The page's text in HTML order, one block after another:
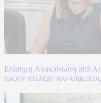
Επίσημη Aνακοίνωση από
πρώην στελέχη του